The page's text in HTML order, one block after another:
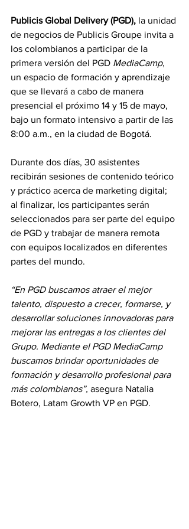
Publicis Global Delivery (PGD), la unidad
de negocios de Publicis Groupe invita a
los colombianos a participar de la
primera versión del PGD MediaCamp,
un espacio de formación y aprendizaje
que se llevará a cabo de manera
presencial el próximo 14 y 15 de mayo,
bajo un formato intensivo a partir de las
8:00 a.m., en la ciudad de Bogotá.
Durante dos días, 30 asistentes
recibirán sesiones de contenido teórico
y práctico acerca de marketing digital;
al finalizar, los participantes serán
seleccionados para ser parte del equipo
de PGD y trabajar de manera remota
con equipos localizados en diferentes
partes del mundo.
“En PGD buscamos atraer el mejor
talento, dispuesto a crecer, formarse, y
desarrollar soluciones innovadoras para
mejorar las entregas a los clientes del
Grupo. Mediante el PGD MediaCamp
buscamos brindar oportunidades de
formación y desarrollo profesional para
más colombianos”, asegura Natalia
Botero, Latam Growth VP en PGD.